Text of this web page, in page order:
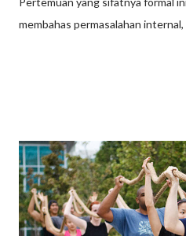
membahas permasalahan
koordinasi dengan pihak ketiga.
diselesaikan. Apalagi apabila
permasalahan yang harus
banyak sekali dan memang
PAKET MEETING DENGAN